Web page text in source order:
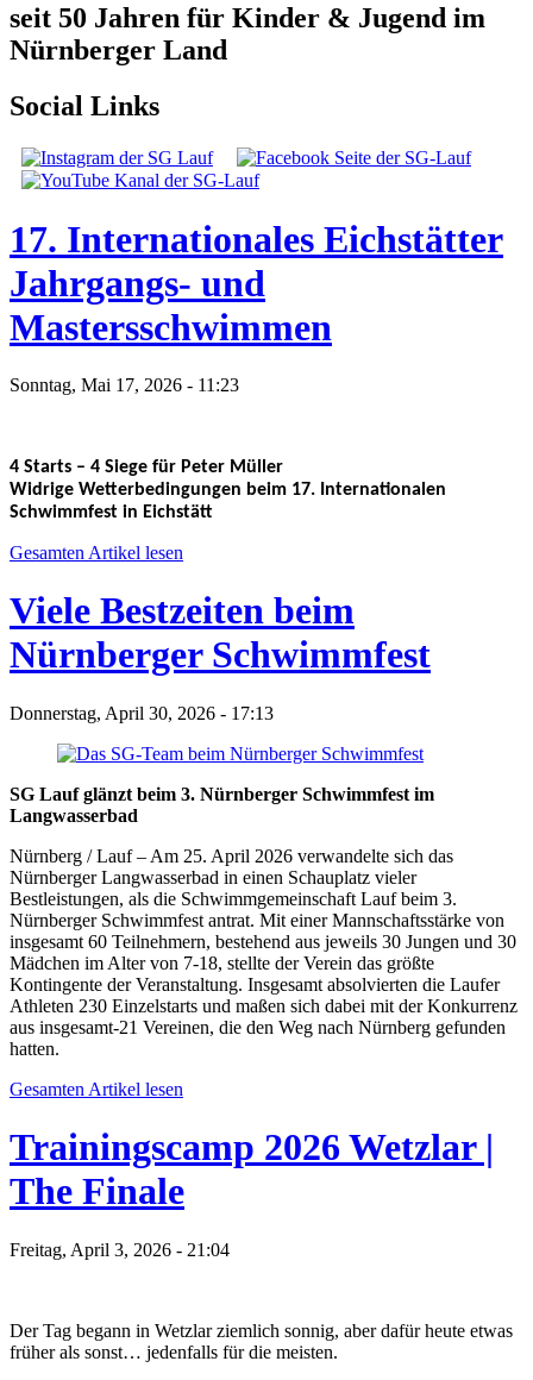
seit 50 Jahren für Kinder & Jugend im
Nürnberger Land
Social Links
17. Internationales Eichstätter
Jahrgangs- und
Mastersschwimmen
Sonntag, Mai 17, 2026 - 11:23
4 Starts – 4 Siege für Peter Müller
Widrige Wetterbedingungen beim 17. Internationalen
Schwimmfest in Eichstätt
Gesamten Artikel lesen
Viele Bestzeiten beim
Nürnberger Schwimmfest
Donnerstag, April 30, 2026 - 17:13
SG Lauf glänzt beim 3. Nürnberger Schwimmfest im
Langwasserbad
Nürnberg / Lauf – Am 25. April 2026 verwandelte sich das
Nürnberger Langwasserbad in einen Schauplatz vieler
Bestleistungen, als die Schwimmgemeinschaft Lauf beim 3.
Nürnberger Schwimmfest antrat. Mit einer Mannschaftsstärke von
insgesamt 60 Teilnehmern, bestehend aus jeweils 30 Jungen und 30
Mädchen im Alter von 7-18, stellte der Verein das größte
Kontingente der Veranstaltung. Insgesamt absolvierten die Laufer
Athleten 230 Einzelstarts und maßen sich dabei mit der Konkurrenz
aus insgesamt-21 Vereinen, die den Weg nach Nürnberg gefunden
hatten.
Gesamten Artikel lesen
Trainingscamp 2026 Wetzlar |
The Finale
Freitag, April 3, 2026 - 21:04
Der Tag begann in Wetzlar ziemlich sonnig, aber dafür heute etwas
früher als sonst… jedenfalls für die meisten.